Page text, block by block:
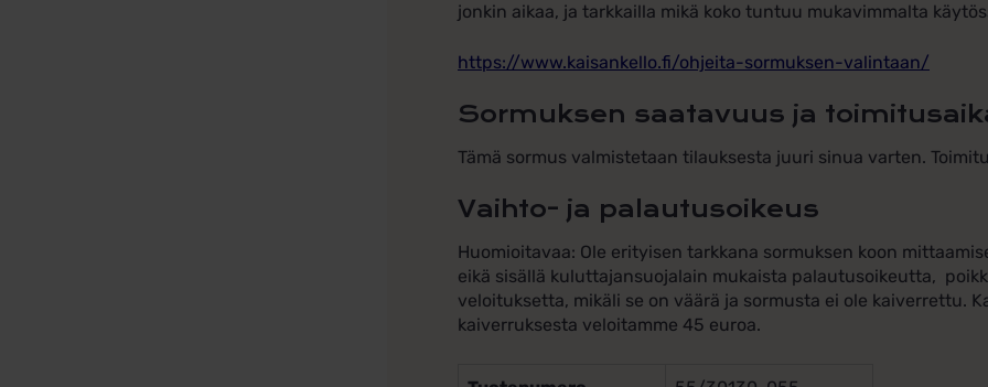
jonkin aikaa, ja tarkkailla mikä koko tuntuu mukavimmalta
https://www.kaisankello.fi/ohjeita-sormuksen-valintaan/
Sormuksen saatavuus ja
Tämä sormus valmistetaan tilauksesta juuri sinua varten.
Vaihto- ja palautusoikeus
Huomioitavaa: Ole erityisen tarkkana sormuksen koon
eikä sisällä kuluttajansuojalain mukaista palautusoikeutta,
veloituksetta, mikäli se on väärä ja sormusta ei ole kaiverrettu.
kaiverruksesta veloitamme 45 euroa.